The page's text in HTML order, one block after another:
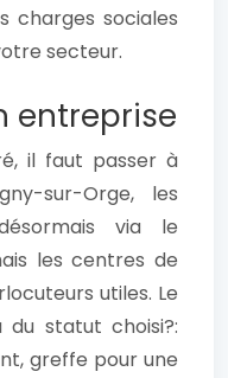
charges sociales
secteur.
entreprise
il faut passer à
sur-Orge, les
via le
les centres de
utiles. Le
du statut choisi?:
greffe pour une